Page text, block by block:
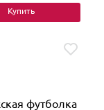
Купить